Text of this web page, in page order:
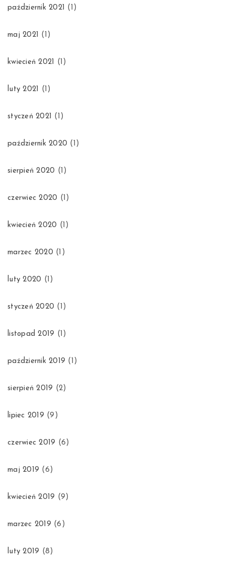
październik 2021 (1)
maj 2021 (1)
kwiecień 2021 (1)
luty 2021 (1)
styczeń 2021 (1)
październik 2020 (1)
sierpień 2020 (1)
czerwiec 2020 (1)
kwiecień 2020 (1)
marzec 2020 (1)
luty 2020 (1)
styczeń 2020 (1)
listopad 2019 (1)
październik 2019 (1)
sierpień 2019 (2)
lipiec 2019 (9)
czerwiec 2019 (6)
maj 2019 (6)
kwiecień 2019 (9)
marzec 2019 (6)
luty 2019 (8)